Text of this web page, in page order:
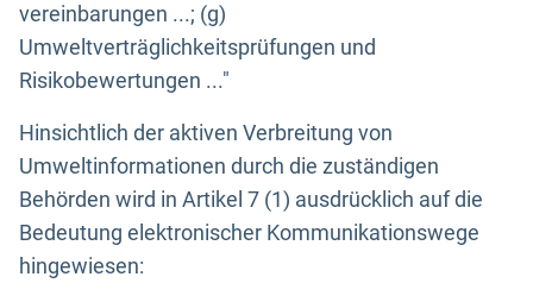
vereinbarungen ...; (g)
Umweltverträglichkeitsprüfungen und
Risikobewertungen ..."
Hinsichtlich der aktiven Verbreitung von
Umweltinformationen durch die zuständigen
Behörden wird in Artikel 7 (1) ausdrücklich auf die
Bedeutung elektronischer Kommunikationswege
hingewiesen: